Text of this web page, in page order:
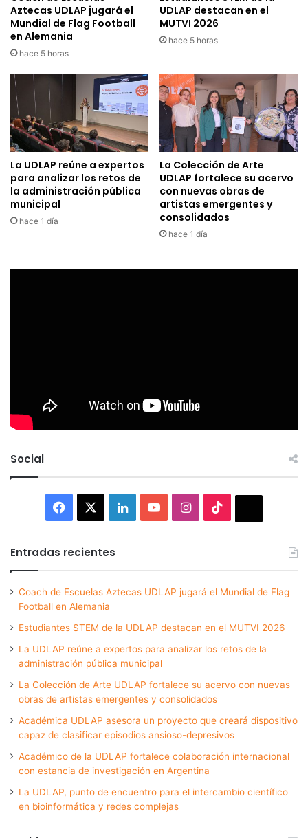
Aztecas UDLAP jugará el
Mundial de Flag Football
en Alemania
hace 5 horas
UDLAP destacan en el
MUTVI 2026
hace 5 horas
La UDLAP reúne a expertos
para analizar los retos de
la administración pública
municipal
hace 1 día
La Colección de Arte
UDLAP fortalece su acervo
con nuevas obras de
artistas emergentes y
consolidados
hace 1 día
Social
Facebook LinkedInYouTubeInstagram
Entradas recientes
Coach de Escuelas Aztecas UDLAP jugará el Mundial de Flag
Football en Alemania
Estudiantes STEM de la UDLAP destacan en el MUTVI 2026
La UDLAP reúne a expertos para analizar los retos de la
administración pública municipal
La Colección de Arte UDLAP fortalece su acervo con nuevas
obras de artistas emergentes y consolidados
Académica UDLAP asesora un proyecto que creará dispositivo
capaz de clasificar episodios ansioso-depresivos
Académico de la UDLAP fortalece colaboración internacional
con estancia de investigación en Argentina
La UDLAP, punto de encuentro para el intercambio científico
en bioinformática y redes complejas